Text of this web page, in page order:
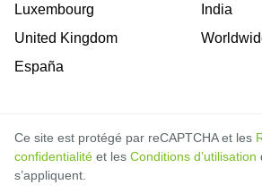
Luxembourg
United Kingdom
España
India
Ce site est protégé par reCAPTCHA et les
confidentialité et les Conditions d’utilisation
s’appliquent.